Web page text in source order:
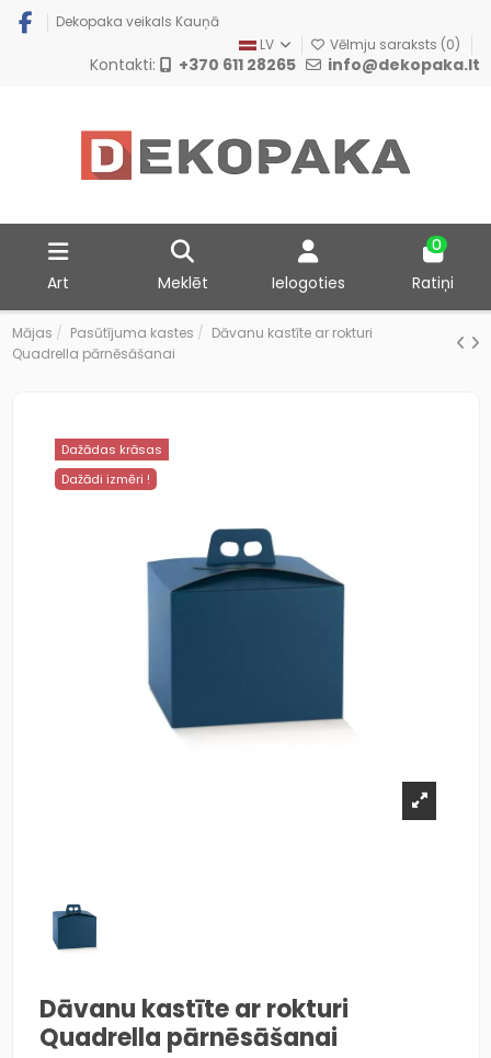
Dekopaka veikals Kauņā
LV
Vēlmju saraksts (0)
Kontakti: +370 611 28265 info@dekopaka.lt
Art Meklēt Ielogoties
0
Ratiņi
Mājas Pasūtījuma kastes
Dāvanu kastīte ar rokturi
Quadrella pārnēsāšanai
Dažādas krāsas
Dažādi izmēri !
Dāvanu kastīte ar rokturi
Quadrella pārnēsāšanai